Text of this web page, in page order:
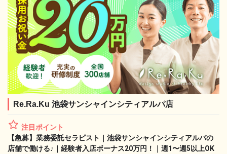
Re.Ra.Ku 池袋サンシャインシティアルパ店
注目ポイント
【急募】業務委託セラピスト｜池袋サンシャインシティアルパの
店舗で働ける♪｜経験者入店ボーナス20万円！｜週1〜週5以上OK